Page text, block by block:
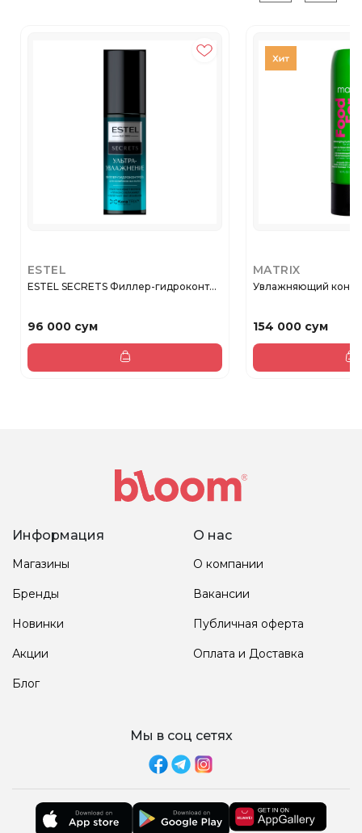
ESTEL
ESTEL SECRETS Филлер-гидроконт...
96 000 сум
MATRIX
Увлажняющий
154 000 сум
Информация
Магазины
Бренды
Новинки
Акции
Блог
О нас
О компании
Вакансии
Публичная оферта
Оплата и Доставка
Мы в соц сетях